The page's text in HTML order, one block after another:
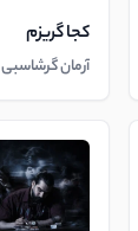
کجا گریزم
آرمان گرشاسبی